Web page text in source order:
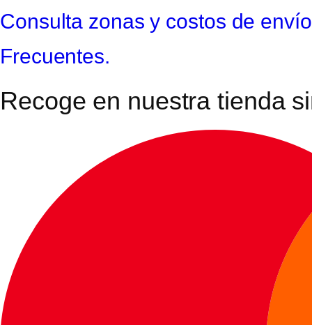
Consulta zonas y costos de
Frecuentes.
Recoge en nuestra tienda